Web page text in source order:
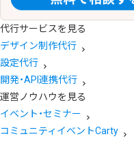
代行サービスを見る
デザイン制作代行
設定代行
開発・API連携代行
運営ノウハウを見る
イベント・セミナー
コミュニティイベントCarty